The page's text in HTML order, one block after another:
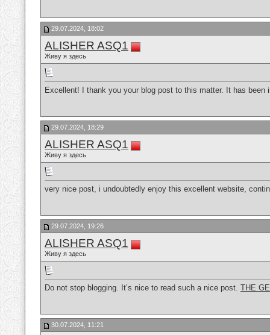
29.07.2024, 18:02
ALISHER ASQ1
Живу я здесь
Excellent! I thank you your blog post to this matter. It has
29.07.2024, 18:29
ALISHER ASQ1
Живу я здесь
very nice post, i undoubtedly enjoy this excellent website,
29.07.2024, 19:26
ALISHER ASQ1
Живу я здесь
Do not stop blogging. It’s nice to read such a nice post. THE
30.07.2024, 11:21